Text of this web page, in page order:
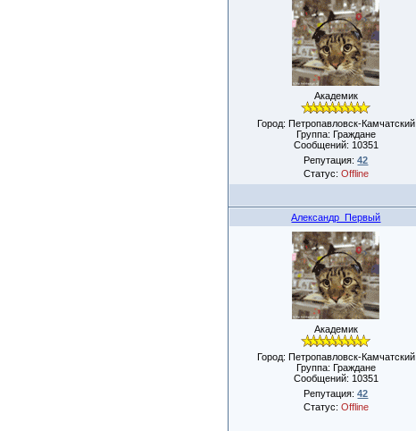
Академик
Город: Петропавловск-Камчатский
Группа: Граждане
Сообщений: 10351
Репутация:42
Статус: Offline
Александр_Первый
Академик
Город: Петропавловск-Камчатский
Группа: Граждане
Сообщений: 10351
Репутация:42
Статус: Offline